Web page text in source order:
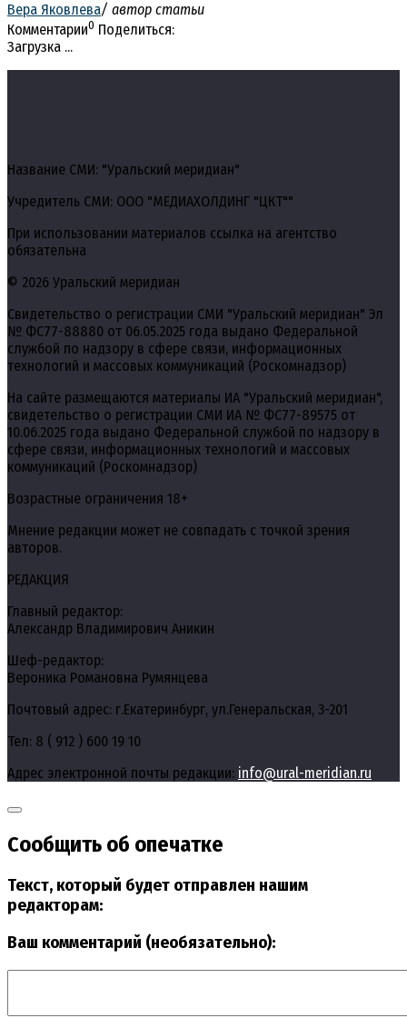
Вера Яковлева/ автор статьи
Комментарии0 Поделиться:
Загрузка ...
Название СМИ: "Уральский меридиан"
Учредитель СМИ: ООО "МЕДИАХОЛДИНГ "ЦКТ""
При использовании материалов ссылка на агентство
обязательна
© 2026 Уральский меридиан
Свидетельство о регистрации СМИ "Уральский меридиан" Эл
№ ФС77-88880 от 06.05.2025 года выдано Федеральной
службой по надзору в сфере связи, информационных
технологий и массовых коммуникаций (Роскомнадзор)
На сайте размещаются материалы ИА "Уральский меридиан",
свидетельство о регистрации СМИ ИА № ФС77-89575 от
10.06.2025 года выдано Федеральной службой по надзору в
сфере связи, информационных технологий и массовых
коммуникаций (Роскомнадзор)
Возрастные ограничения 18+
Мнение редакции может не совпадать с точкой зрения
авторов.
РЕДАКЦИЯ
Главный редактор:
Александр Владимирович Аникин
Шеф-редактор:
Вероника Романовна Румянцева
Почтовый адрес: г.Екатеринбург, ул.Генеральская, 3-201
Тел: 8 ( 912 ) 600 19 10
Адрес электронной почты редакции: info@ural-meridian.ru
Сообщить об опечатке
Текст, который будет отправлен нашим
редакторам:
Ваш комментарий (необязательно):